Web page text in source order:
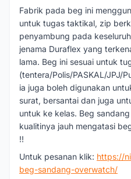
Fabrik pada beg ini
untuk tugas taktikal, zip
penyambung pada
jenama Duraflex yang
lama. Beg ini sesuai untuk
(tentera/Polis/PASKAL/JPJ/
ia juga boleh digunakan
surat, bersantai dan juga
untuk ke kelas. Beg
kualitinya jauh mengatasi
!!
Untuk pesanan klik: https://
beg-sandang-overwatch/